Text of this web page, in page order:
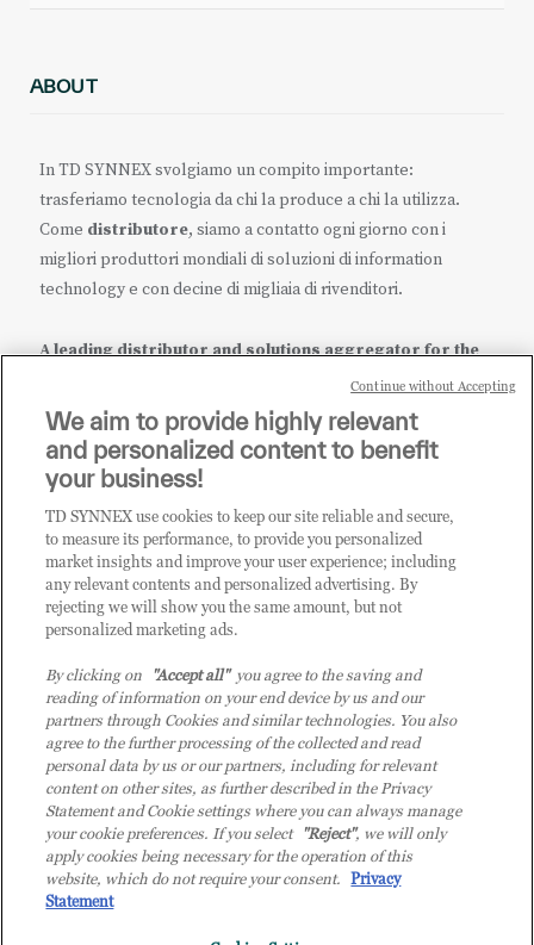
ABOUT
In TD SYNNEX svolgiamo un compito importante:
trasferiamo tecnologia da chi la produce a chi la utilizza.
Come distributore, siamo a contatto ogni giorno con i
migliori produttori mondiali di soluzioni di information
technology e con decine di migliaia di rivenditori.
A leading distributor and solutions aggregator for the
it.tdsynnex.com|eu.tdsynnex.com|tdsynnex.com
CATEGORIE
Categorie
© 2026 TD SYNNEX Italy S.r.l. - Sede legale: via Luigi Russolo 9, 20138
Milano (MI) - Numero di iscrizione al Registro delle Imprese di Milano e
Codice Fiscale: 07092780159 - P.IVA: 07092780159 - Eur 12.569.000,00 i.v -
TD SYNNEX e TD SYNNEX logo sono marchi registrati di TD SYNNEX
Corporation negli Stati Uniti e in altri Paesi. Società a socio unico soggetta
We aim to provide highly relevant
and personalized content to benefit
your business!
TD SYNNEX use cookies to keep our site reliable and secure,
to measure its performance, to provide you personalized
market insights and improve your user experience; including
any relevant contents and personalized advertising. By
rejecting we will show you the same amount, but not
personalized marketing ads.
By clicking on "Accept all"you agree to the saving and
reading of information on your end device by us and our
partners through Cookies and similar technologies. You also
agree to the further processing of the collected and read
personal data by us or our partners, including for relevant
content on other sites, as further described in the Privacy
Statement and Cookie settings where you can always manage
your cookie preferences. If you select "Reject", we will only
apply cookies being necessary for the operation of this
website, which do not require your consent. Privacy
Statement
Continue without Accepting